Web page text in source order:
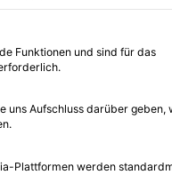
3 Minuten gelesen
eine Einwilligung erteilt
Funktionen und sind für das
uns Aufschluss darüber geben,
Plattformen werden